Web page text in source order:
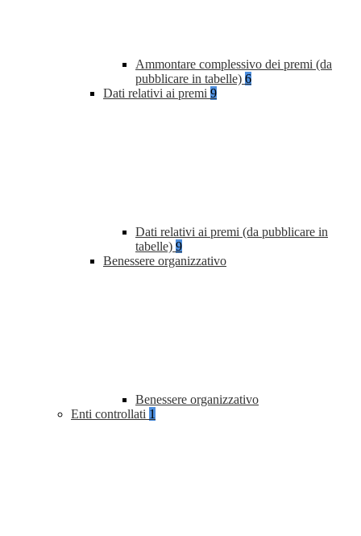
Ammontare complessivo dei premi (da
pubblicare in tabelle) 6
Dati relativi ai premi 9
Dati relativi ai premi (da pubblicare in
tabelle) 9
Benessere organizzativo
Benessere organizzativo
Enti controllati 1